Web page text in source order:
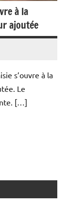
à la
ajoutée
s’ouvre à la
Le
[…]